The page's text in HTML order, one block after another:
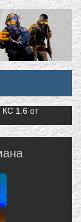
КС 1.6 от